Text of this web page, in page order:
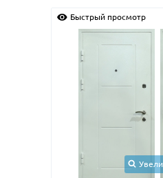
Быстрый просмотр